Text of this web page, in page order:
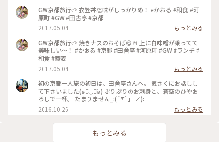
GW京都旅行🌱 衣笠丼👏味がしっかりめ！ #かおる #和食 #河
原町 #GW #田舎亭 #京都
2017.05.04
もっとみる
GW京都旅行🌱 焼きナスのおそば😋🍴 上に白味噌が乗ってて
美味しい～！ #かおる #京都 #田舎亭 #河原町 #GW #ランチ #
和食 #蕎麦
2017.05.04
もっとみる
初の京都一人旅の初日は、田舎亭さんへ。 気さくにお話しし
て下さいました(๑･̑◡･̑๑) ぷりぷりのお刺身と、蒼空のひやお
ろしで一杯。 たまりません_:(´ཀ`」 ∠):
2016.10.26
もっとみる
もっとみる